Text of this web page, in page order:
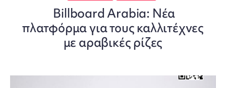
Billboard Arabia: Νέα
πλατφόρμα για τους καλλιτέχνες
με αραβικές ρίζες